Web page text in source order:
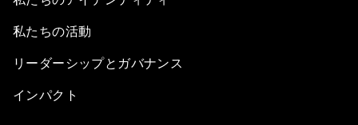
私たちの活動
リーダーシップとガバナンス
インパクト